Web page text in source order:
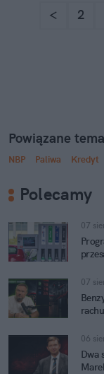
< 2
Powiązane
NBP Paliwa Kredyt
Polecamy
07
07
06
Dwa